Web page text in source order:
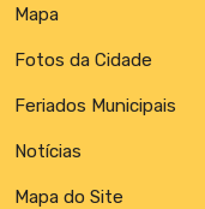
Mapa
Fotos da Cidade
Feriados Municipais
Notícias
Mapa do Site